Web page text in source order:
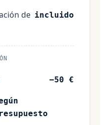
de incluido
−50 €